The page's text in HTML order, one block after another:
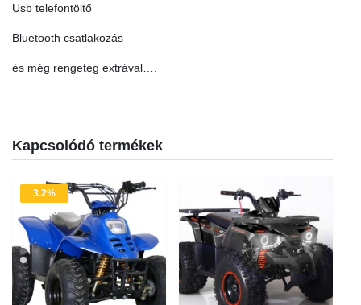
Usb telefontöltő
Bluetooth csatlakozás
és még rengeteg extrával….
Kapcsolódó termékek
3.2%
Akció